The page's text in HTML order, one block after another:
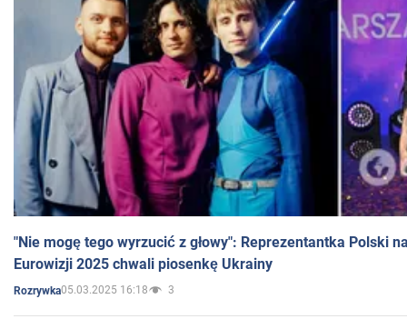
"Nie mogę tego wyrzucić z głowy": Reprezentantka Polski
Eurowizji 2025 chwali piosenkę Ukrainy
Rozrywka05.03.2025 16:18 3